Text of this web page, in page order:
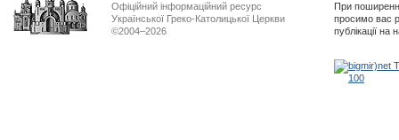
Офіційний інформаційний ресурс
Української Греко-Католицької Церкви
©2004–2026
При
просимо вас
публікації на